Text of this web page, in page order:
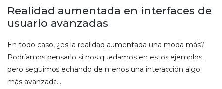
Realidad aumentada en interfaces de
usuario avanzadas
En todo caso, ¿es la realidad aumentada una moda más?
Podríamos pensarlo si nos quedamos en estos ejemplos,
pero seguimos echando de menos una interacción algo
más avanzada…